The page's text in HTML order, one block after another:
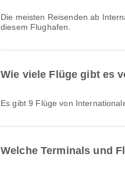
Die meisten Reisenden ab
diesem Flughafen.
Wie viele Flüge gibt es
Es gibt 9 Flüge von
Welche Terminals und